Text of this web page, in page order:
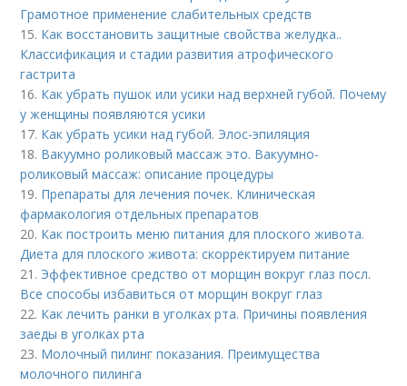
Грамотное применение слабительных средств
15. Как восстановить защитные свойства желудка..
Классификация и стадии развития атрофического
гастрита
16. Как убрать пушок или усики над верхней губой. Почему
у женщины появляются усики
17. Как убрать усики над губой. Элос-эпиляция
18. Вакуумно роликовый массаж это. Вакуумно-
роликовый массаж: описание процедуры
19. Препараты для лечения почек. Клиническая
фармакология отдельных препаратов
20. Как построить меню питания для плоского живота.
Диета для плоского живота: скорректируем питание
21. Эффективное средство от морщин вокруг глаз посл.
Все способы избавиться от морщин вокруг глаз
22. Как лечить ранки в уголках рта. Причины появления
заеды в уголках рта
23. Молочный пилинг показания. Преимущества
молочного пилинга